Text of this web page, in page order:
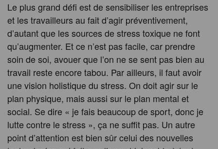
Le plus grand défi est de sensibiliser les entreprises
et les travailleurs au fait d’agir préventivement,
d’autant que les sources de stress toxique ne font
qu’augmenter. Et ce n’est pas facile, car prendre
soin de soi, avouer que l’on ne se sent pas bien au
travail reste encore tabou. Par ailleurs, il faut avoir
une vision holistique du stress. On doit agir sur le
plan physique, mais aussi sur le plan mental et
social. Se dire « je fais beaucoup de sport, donc je
lutte contre le stress », ça ne suffit pas. Un autre
point d’attention est bien sûr celui des nouvelles